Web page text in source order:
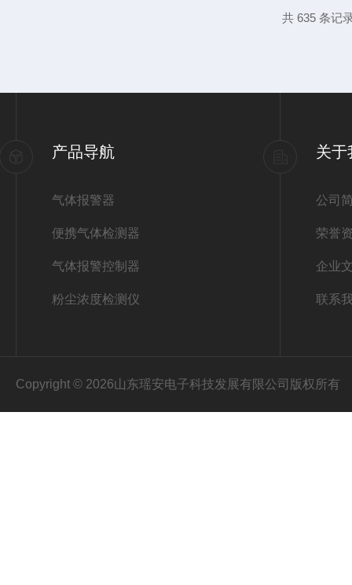
共 635 条记
产品导航
气体报警器
便携气体检测器
气体报警控制器
粉尘浓度检测仪
关于
公司
荣誉
企业
联系
Copyright © 2026山东瑶安电子科技发展有限公司版权所有